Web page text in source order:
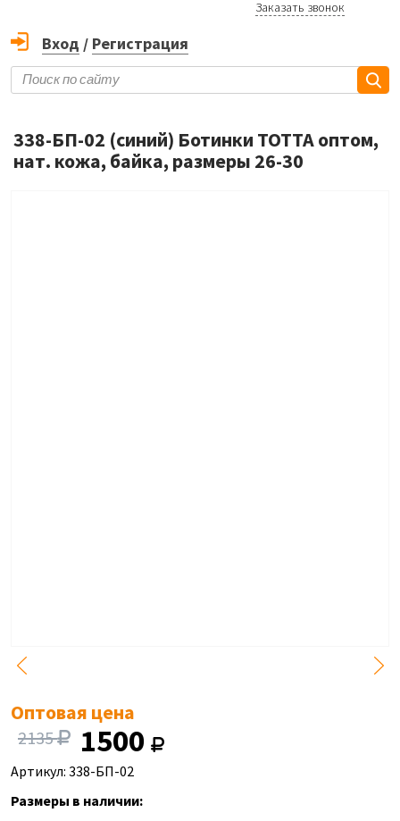
Заказать звонок
Вход / Регистрация
338-БП-02 (синий) Ботинки ТОТТА оптом,
нат. кожа, байка, размеры 26-30
Оптовая цена
2135 1500
Артикул: 338-БП-02
Размеры в наличии: